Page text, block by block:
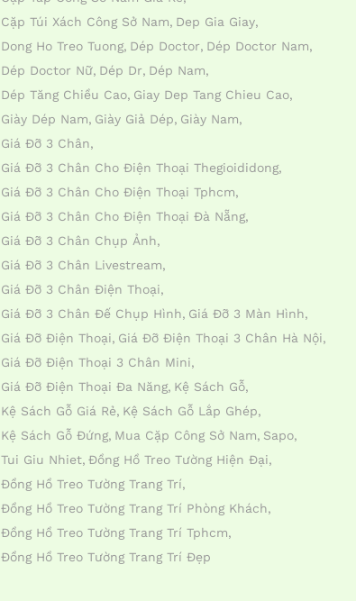
Cặp Túi Xách Công Sở Nam Dep Gia Giay
Dong Ho Treo Tuong Dép Doctor Dép Doctor Nam
Dép Doctor Nữ Dép Dr Dép Nam
Dép Tăng Chiều Cao Giay Dep Tang Chieu Cao
Giày Dép Nam Giày Giả Dép Giày Nam
Giá Đỡ 3 Chân
Giá Đỡ 3 Chân Cho Điện Thoại Thegioididong
Giá Đỡ 3 Chân Cho Điện Thoại Tphcm
Giá Đỡ 3 Chân Cho Điện Thoại Đà Nẵng
Giá Đỡ 3 Chân Chụp Ảnh
Giá Đỡ 3 Chân Livestream
Giá Đỡ 3 Chân Điện Thoại
Giá Đỡ 3 Chân Đế Chụp Hình Giá Đỡ 3 Màn Hình
Giá Đỡ Điện Thoại Giá Đỡ Điện Thoại 3 Chân Hà Nội
Giá Đỡ Điện Thoại 3 Chân Mini
Giá Đỡ Điện Thoại Đa Năng Kệ Sách Gỗ
Kệ Sách Gỗ Giá Rẻ Kệ Sách Gỗ Lắp Ghép
Kệ Sách Gỗ Đứng Mua Cặp Công Sở Nam Sapo
Tui Giu Nhiet Đồng Hồ Treo Tường Hiện Đại
Đồng Hồ Treo Tường Trang Trí
Đồng Hồ Treo Tường Trang Trí Phòng Khách
Đồng Hồ Treo Tường Trang Trí Tphcm
Đồng Hồ Treo Tường Trang Trí Đẹp